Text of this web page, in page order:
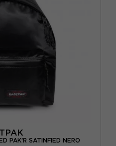
PAK'R SATINFIED NERO